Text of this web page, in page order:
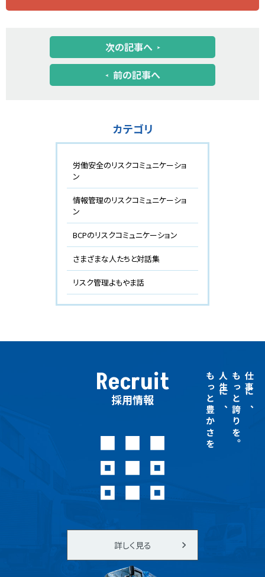
次の記事へ
前の記事へ
カテゴリ
労働安全のリスクコミュニケーショ
ン
情報管理のリスクコミュニケーショ
ン
BCPのリスクコミュニケーション
さまざまな人たちと対話集
リスク管理よもやま話
Recruit
採用情報
詳しく見る
仕事に、
もっと誇りを。
人生に、
もっと豊かさを